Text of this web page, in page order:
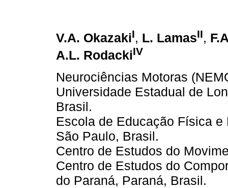
V.A. OkazakiI, L. LamasII,
A.L. RodackiIV
Neurociências Motoras
Universidade Estadual de
Brasil.
Escola de Educação Física
São Paulo, Brasil.
Centro de Estudos do
Centro de Estudos do
do Paraná, Paraná, Brasil.